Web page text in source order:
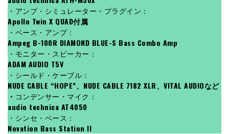
・アンプ・シミュレーター・プラグイン：
Apollo Twin X QUAD付属
・ベース・アンプ：
Ampeg B-100R DIAMOND BLUE-S Bass Combo Amp
・モニター・スピーカー：
ADAM AUDIO T5V
・シールド・ケーブル：
NUDE CABLE “HOPE”、NUDE CABLE 7182 XLR、VITAL AUDIOなど
・ コンデンサー・マイク：
audio technica AT4050
・シンセ・ベース：
Novation Bass Station II